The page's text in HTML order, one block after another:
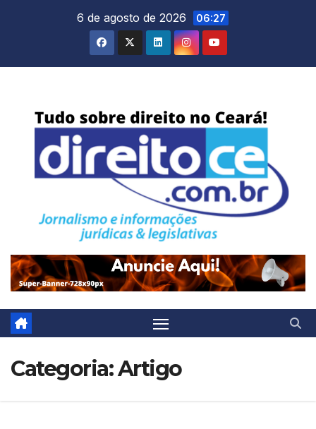
6 de agosto de 2026 06:27
Categoria:Artigo